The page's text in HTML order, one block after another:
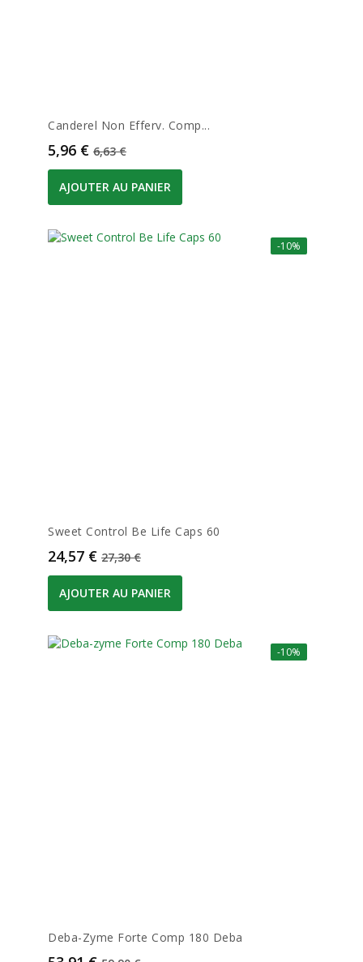
Canderel Non Efferv. Comp...
Prix
5,96 € Prix de base
6,63 €
AJOUTER AU PANIER
-10%
Sweet Control Be Life Caps 60
Prix
24,57 € Prix de base
27,30 €
AJOUTER AU PANIER
-10%
Deba-Zyme Forte Comp 180 Deba